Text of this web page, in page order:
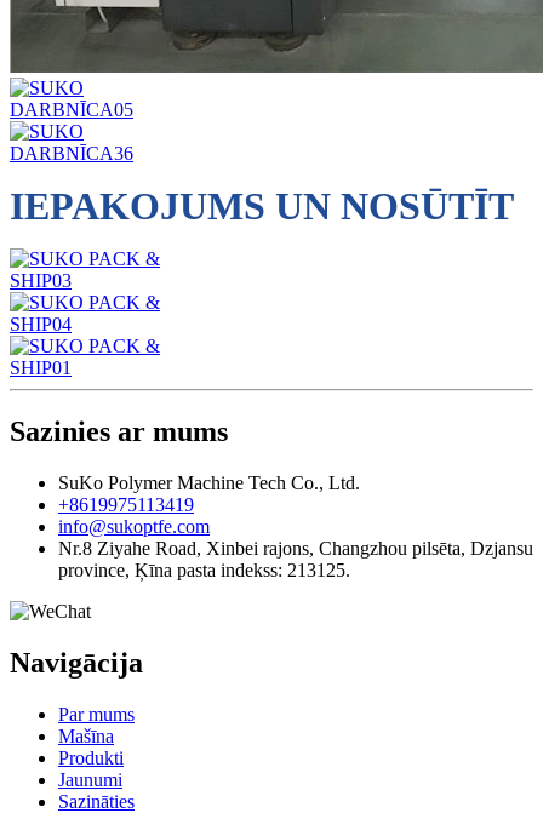
IEPAKOJUMS UN NOSŪTĪT
Sazinies ar mums
SuKo Polymer Machine Tech Co., Ltd.
+8619975113419
info@sukoptfe.com
Nr.8 Ziyahe Road, Xinbei rajons, Changzhou pilsēta, Dzjansu
province, Ķīna pasta indekss: 213125.
Navigācija
Par mums
Mašīna
Produkti
Jaunumi
Sazināties